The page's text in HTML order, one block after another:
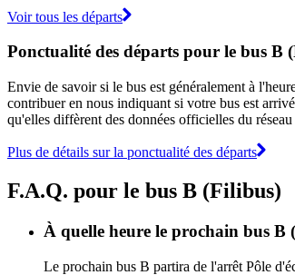
Voir tous les départs
Ponctualité des départs pour le bus B
Envie de savoir si le bus est généralement à
contribuer en nous indiquant si votre bus est
qu'elles diffèrent des données officielles du
Plus de détails sur la ponctualité des départs
F.A.Q. pour le bus B (Filibus)
À quelle heure le prochain bus
Le prochain bus B partira de l'arrêt Pôle